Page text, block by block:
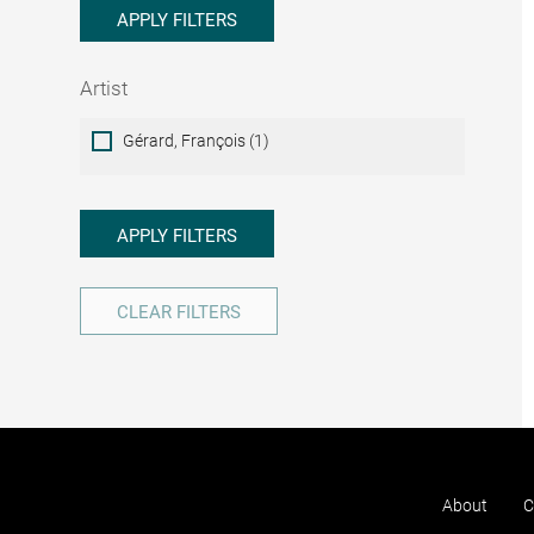
APPLY FILTERS
Artist
ArtistGérard, François (1)
APPLY FILTERS
CLEAR FILTERS
About